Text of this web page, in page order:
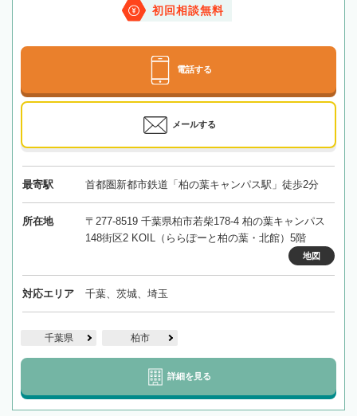
初回相談無料
電話する
メールする
最寄駅 首都圏新都市鉄道「柏の葉キャンパス駅」徒歩2分
所在地
〒277-8519 千葉県柏市若柴178-4 柏の葉キャンパス
148街区2 KOIL（ららぽーと柏の葉・北館）5階
地図
対応エリア 千葉、茨城、埼玉
千葉県 柏市
詳細を見る